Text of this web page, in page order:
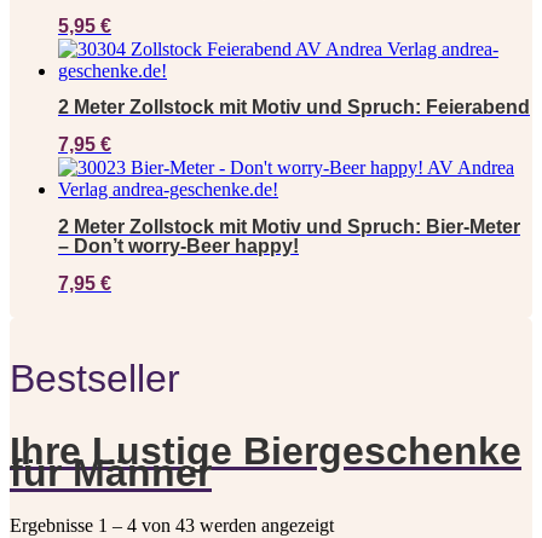
5,95 €
2 Meter Zollstock mit Motiv und Spruch: Feierabend
7,95 €
2 Meter Zollstock mit Motiv und Spruch: Bier-Meter
– Don’t worry-Beer happy!
7,95 €
Bestseller
Ihre Lustige Biergeschenke
für Männer
Ergebnisse 1 – 4 von 43 werden angezeigt